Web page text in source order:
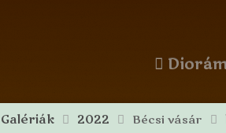
Galériák 2022 Bécsi vásár